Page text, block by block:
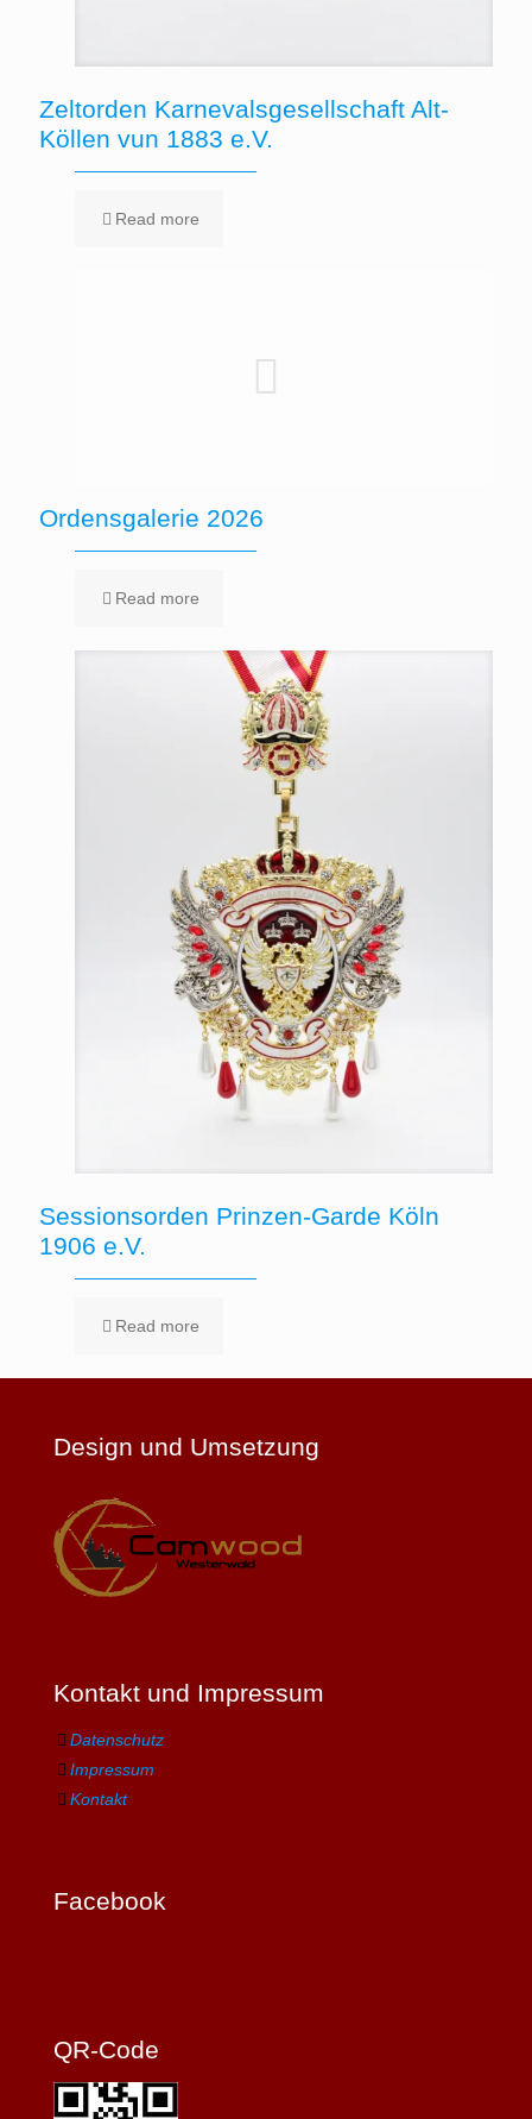
Zeltorden Karnevalsgesellschaft Alt-
Köllen vun 1883 e.V.
Read more
Ordensgalerie 2026
Read more
Sessionsorden Prinzen-Garde Köln
1906 e.V.
Read more
Design und Umsetzung
Kontakt und Impressum
Datenschutz
Impressum
Kontakt
Facebook
QR-Code